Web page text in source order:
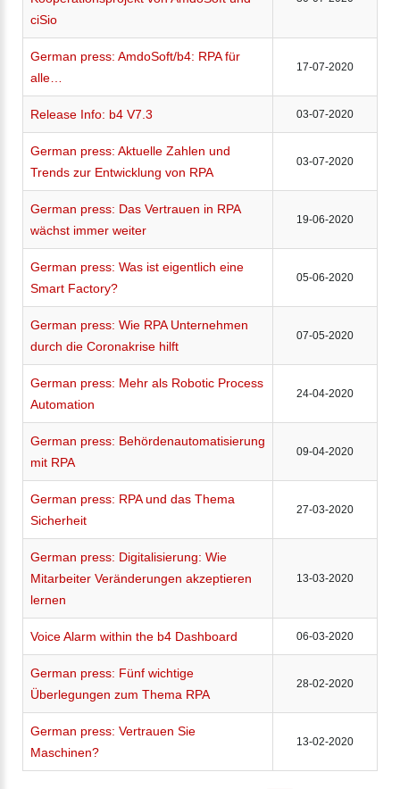
ciSio
German press: AmdoSoft/b4: RPA für
alle…
17-07-2020
Release Info: b4 V7.3 03-07-2020
German press: Aktuelle Zahlen und
Trends zur Entwicklung von RPA
03-07-2020
German press: Das Vertrauen in RPA
wächst immer weiter
19-06-2020
German press: Was ist eigentlich eine
Smart Factory?
05-06-2020
German press: Wie RPA Unternehmen
durch die Coronakrise hilft
07-05-2020
German press: Mehr als Robotic Process
Automation
24-04-2020
German press: Behördenautomatisierung
mit RPA
09-04-2020
German press: RPA und das Thema
Sicherheit
27-03-2020
German press: Digitalisierung: Wie
Mitarbeiter Veränderungen akzeptieren
lernen
13-03-2020
Voice Alarm within the b4 Dashboard 06-03-2020
German press: Fünf wichtige
Überlegungen zum Thema RPA
28-02-2020
German press: Vertrauen Sie
Maschinen?
13-02-2020